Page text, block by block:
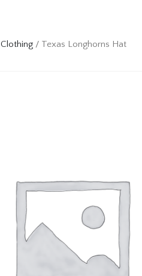
Clothing / Texas Longhorns Hat